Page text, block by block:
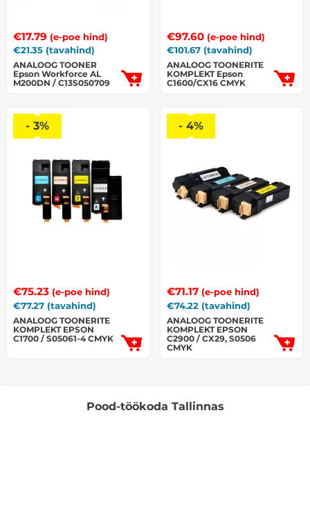
€17.79 (e-poe hind)
€21.35 (tavahind)
ANALOOG TOONER
Epson Workforce AL
M200DN / C13S050709
€97.60 (e-poe hind)
€101.67 (tavahind)
ANALOOG TOONERITE
KOMPLEKT Epson
C1600/CX16 CMYK
- 3%
€75.23 (e-poe hind)
€77.27 (tavahind)
ANALOOG TOONERITE
KOMPLEKT EPSON
C1700 / S05061-4 CMYK
- 4%
€71.17 (e-poe hind)
€74.22 (tavahind)
ANALOOG TOONERITE
KOMPLEKT EPSON
C2900 / CX29, S0506
CMYK
Pood-töökoda Tallinnas